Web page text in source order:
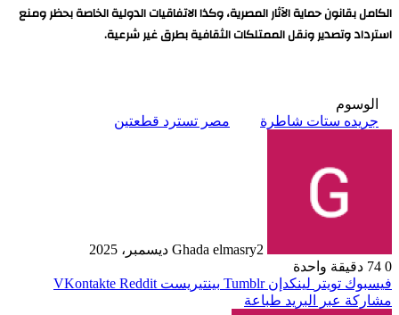
الكامل بقانون حماية الآثار المصرية، وكذا الاتفاقيات الدولية الخاصة بحظر ومنع
استرداد وتصدير ونقل الممتلكات الثقافية بطرق غير شرعية.
الوسوم
جريده ستات شاطرة
مصر تسترد قطعتين
Ghada elmasry2 ديسمبر، 2025
0
دقيقة واحدة
فيسبوك تويتر لينكدإن بينتيريست
مشاركة عبر البريد طباعة